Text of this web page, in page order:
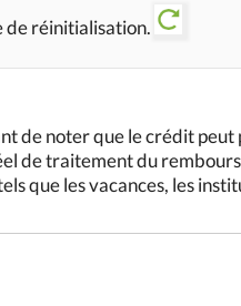
de réinitialisation.
de noter que le crédit
de traitement du
que les vacances, les